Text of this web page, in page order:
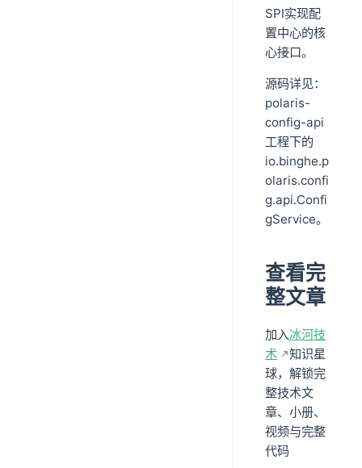
SPI实现配
置中心的核
心接口。
源码详见：
polaris-
config-api
工程下的
io.binghe.p
olaris.confi
g.api.Confi
gService。
查看完
整文章
加入冰河技
术
知识星
球，解锁完
整技术文
章、小册、
视频与完整
代码